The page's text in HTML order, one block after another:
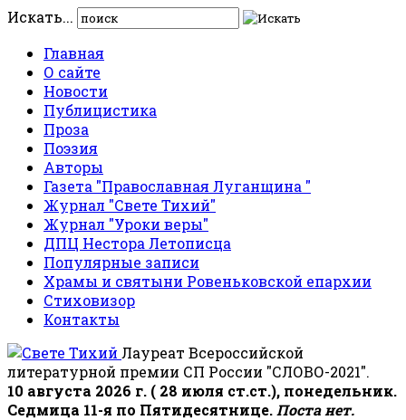
Искать...
Главная
О сайте
Новости
Публицистика
Проза
Поэзия
Авторы
Газета "Православная Луганщина "
Журнал "Свете Тихий"
Журнал "Уроки веры"
ДПЦ Нестора Летописца
Популярные записи
Храмы и святыни Ровеньковской епархии
Стиховизор
Контакты
Лауреат Всероссийской
литературной премии СП России "СЛОВО-2021".
10 августа 2026 г. ( 28 июля ст.ст.), понедельник.
Седмица 11-я по Пятидесятнице. Поста нет.